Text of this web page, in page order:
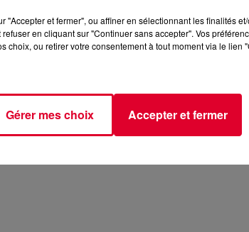
"Accepter et fermer", ou affiner en sélectionnant les finalités
en cliquant sur "Continuer sans accepter". Vos
choix, ou retirer votre consentement à tout moment via le lien
Gérer mes choix Accepter et fermer